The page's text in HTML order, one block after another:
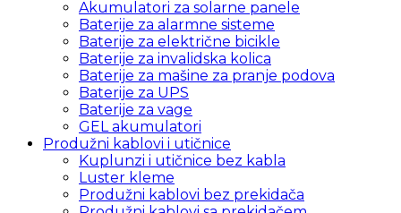
Akumulatori za solarne panele
Baterije za alarmne sisteme
Baterije za električne bicikle
Baterije za invalidska kolica
Baterije za mašine za pranje podova
Baterije za UPS
Baterije za vage
GEL akumulatori
Produžni kablovi i utičnice
Kuplunzi i utičnice bez kabla
Luster kleme
Produžni kablovi bez prekidača